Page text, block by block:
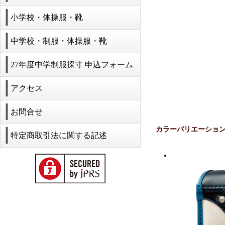
カラーバリエーショ
小学校・体操服・靴
中学校・制服・体操服・靴
27年度中学制服採寸 申込フォーム
アクセス
お問合せ
特定商取引法に関する記述